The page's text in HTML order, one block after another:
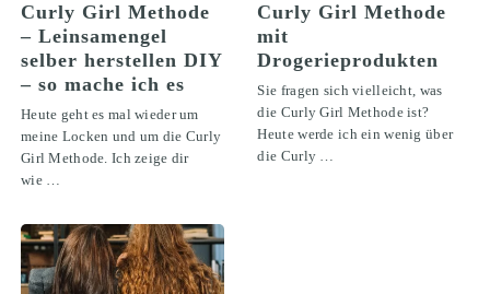
Curly Girl Methode
– Leinsamengel
selber herstellen DIY
– so mache ich es
Heute geht es mal wieder um
meine Locken und um die Curly
Girl Methode. Ich zeige dir
wie …
Curly Girl Methode
mit
Drogerieprodukten
Sie fragen sich vielleicht, was
die Curly Girl Methode ist?
Heute werde ich ein wenig über
die Curly …